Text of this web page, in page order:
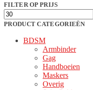
FILTER OP PRIJS
Min.
prijs
PRODUCT CATEGORIEËN
BDSM
Armbinder
Gag
Handboeien
Maskers
Overig